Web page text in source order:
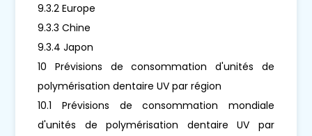
9.3.2 Europe
9.3.3 Chine
9.3.4 Japon
10 Prévisions de consommation d'unités de
polymérisation dentaire UV par région
10.1 Prévisions de consommation mondiale
d'unités de polymérisation dentaire UV par